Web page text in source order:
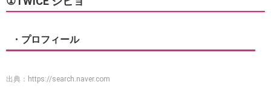
・プロフィール
出典： https://search.naver.com